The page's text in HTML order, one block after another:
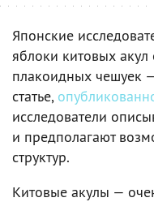
Японские
яблоки китовых
плакоидных чешуек
статье,
исследователи
и предполагают
структур.
Китовые акулы —